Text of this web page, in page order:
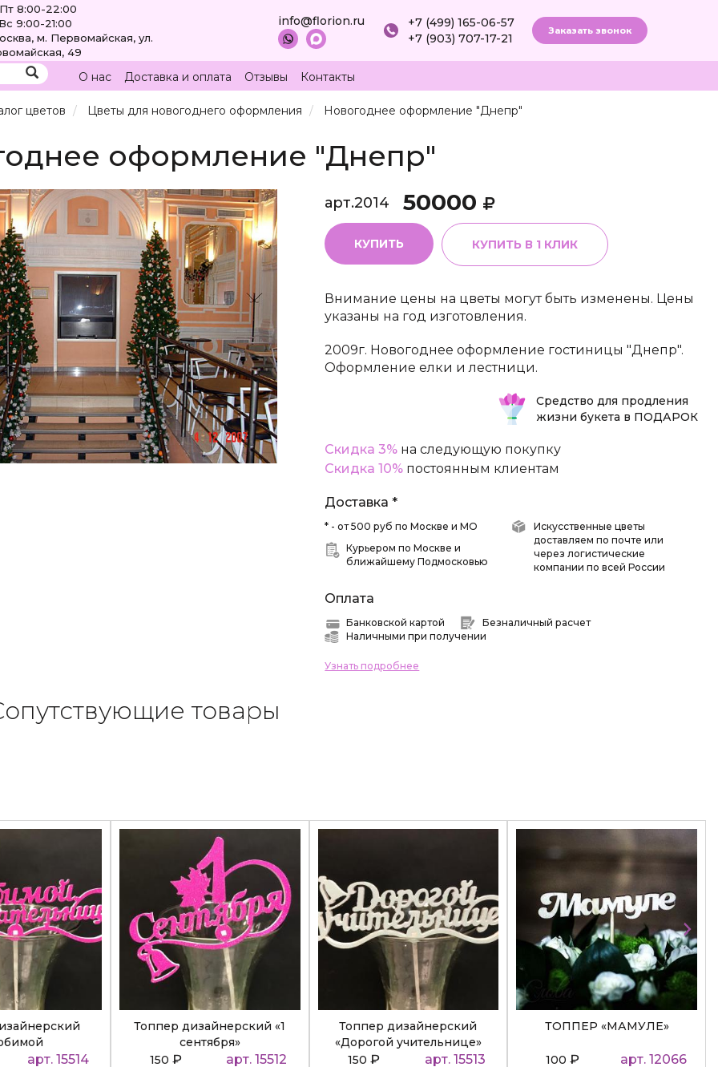
8:00-22:00
9:00-21:00
м. Первомайская, ул.
49
info@florion.ru
+7 (499) 165-06-57
+7 (903) 707-17-21
Заказать звонок
О нас Доставка и оплата Отзывы Контакты
цветов Цветы для новогоднего оформления Новогоднее оформление "Днепр"
оформление "Днепр"
арт.2014 50000
КУПИТЬ КУПИТЬ В 1 КЛИК
Внимание цены на цветы могут быть изменены. Цены
указаны на год изготовления.
2009г. Новогоднее оформление гостиницы "Днепр".
Оформление елки и лестници.
Средство для продления
жизни букета в ПОДАРОК
Скидка 3% на следующую покупку
Скидка 10% постоянным клиентам
Доставка *
* - от 500 руб по Москве и МО
Курьером по Москве и
ближайшему Подмосковью
Искусственные цветы
доставляем по почте или
через логистические
компании по всей России
Оплата
Банковской картой
Безналичный расчет
Наличными при получении
Узнать подробнее
товары
арт. 15514
Топпер дизайнерский «1
сентября»
150 ₽ арт. 15512
Топпер дизайнерский
«Дорогой учительнице»
150₽ арт. 15513
ТОППЕР «МАМУЛЕ»
100₽ арт. 12066